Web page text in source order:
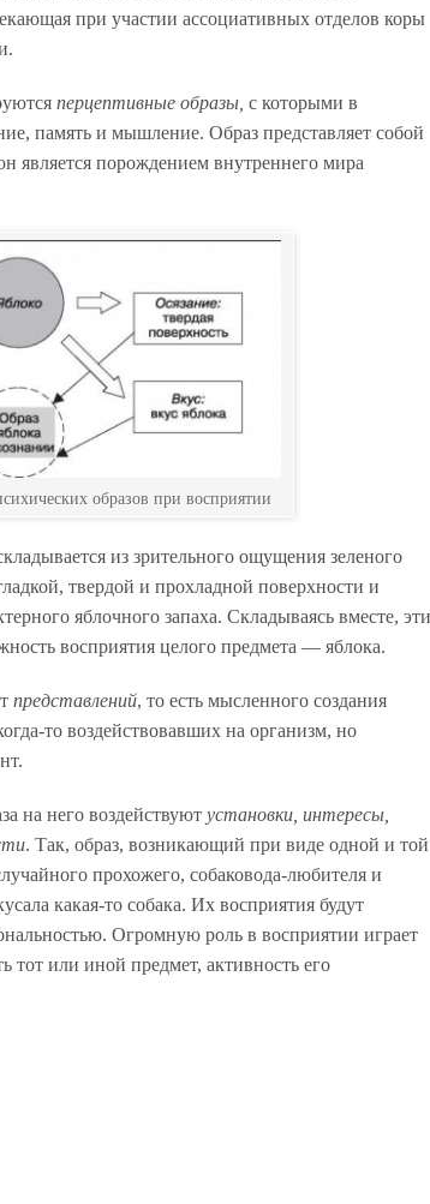
при участии ассоциативных отделов коры
перцептивные образы, с которыми в
память и мышление. Образ представляет собой
является порождением внутреннего мира
образов при восприятии
из зрительного ощущения зеленого
твердой и прохладной поверхности и
яблочного запаха. Складываясь вместе, эти
восприятия целого предмета — яблока.
представлений, то есть мысленного создания
то воздействовавших на организм, но
на него воздействуют установки, интересы,
. Так, образ, возникающий при виде одной и той
прохожего, собаковода-любителя и
какая-то собака. Их восприятия будут
Огромную роль в восприятии играет
тот или иной предмет, активность его